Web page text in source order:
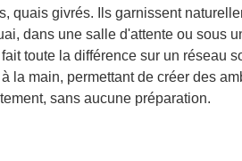
quais givrés. Ils garnissent
dans une salle d'attente ou sous
toute la différence sur un réseau
la main, permettant de créer des
sans aucune préparation.